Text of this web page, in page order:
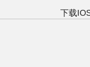
下载